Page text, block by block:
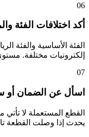
06
أكد اختلافات الفئة
الفئة الأساسية والفئة
إلكترونيات مختلفة.
07
اسأل عن الضمان أو
القطع المستعملة لا
يحدث إذا وصلت القطعة